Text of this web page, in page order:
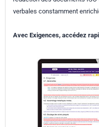
verbales constamment
Avec Exigences, accédez